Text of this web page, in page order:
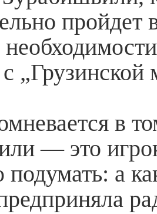
пройдет
„Грузинской
в
— это
подумать: а